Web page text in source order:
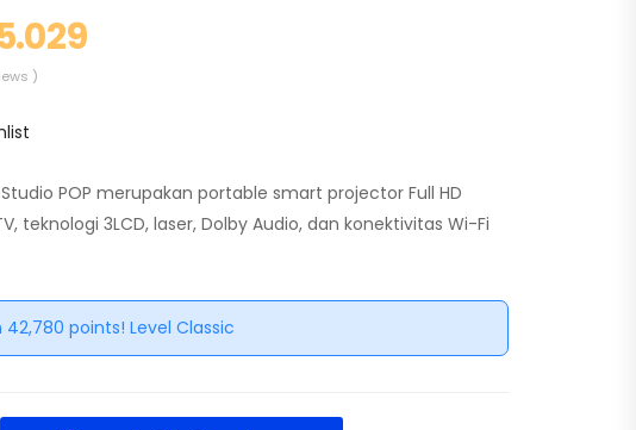
)
POP merupakan portable smart projector Full HD
teknologi 3LCD, laser, Dolby Audio, dan konektivitas Wi-Fi
points! Level Classic